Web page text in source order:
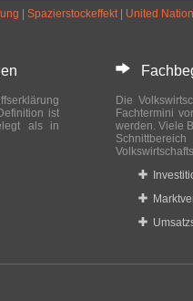
Spazierstockeffekt| United
ist
als in
Die
Fachtermini
werden. Viele